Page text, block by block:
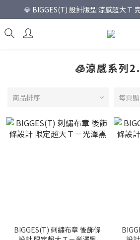
💎 BIGGES(T) 設計版型 涼感超大Ｔ
🧊涼感系列
商品排序 每頁
BIGGES(T) 刺繡布章 後飾條